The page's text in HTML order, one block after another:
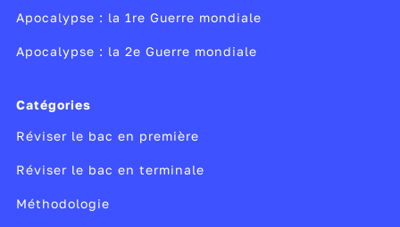
Apocalypse : la 1re Guerre mondiale
Apocalypse : la 2e Guerre mondiale
Catégories
Réviser le bac en première
Réviser le bac en terminale
Méthodologie